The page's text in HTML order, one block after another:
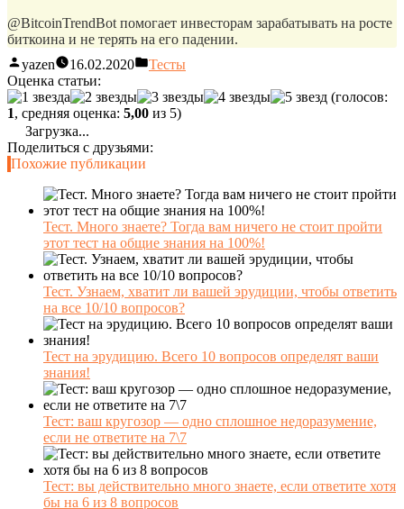
@BitcoinTrendBot помогает инвесторам зарабатывать на росте
биткоина и не терять на его падении.
yazen
16.02.2020
Тесты
Оценка статьи:
(голосов:
1, средняя оценка: 5,00 из 5)
Загрузка...
Поделиться с друзьями:
Похожие публикации
Тест. Много знаете? Тогда вам ничего не стоит пройти
этот тест на общие знания на 100%!
Тест. Узнаем, хватит ли вашей эрудиции, чтобы ответить
на все 10/10 вопросов?
Тест на эрудицию. Всего 10 вопросов определят ваши
знания!
Тест: ваш кругозор — одно сплошное недоразумение,
если не ответите на 7\7
Тест: вы действительно много знаете, если ответите хотя
бы на 6 из 8 вопросов